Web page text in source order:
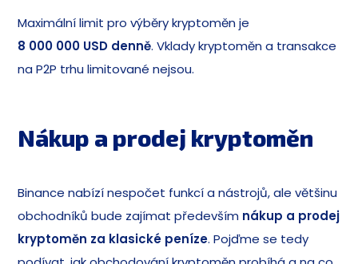
Maximální limit pro výběry kryptoměn je
8 000 000 USD denně. Vklady kryptoměn a transakce
na P2P trhu limitované nejsou.
Nákup a prodej kryptoměn
Binance nabízí nespočet funkcí a nástrojů, ale většinu
obchodníků bude zajímat především nákup a prodej
kryptoměn za klasické peníze. Pojďme se tedy